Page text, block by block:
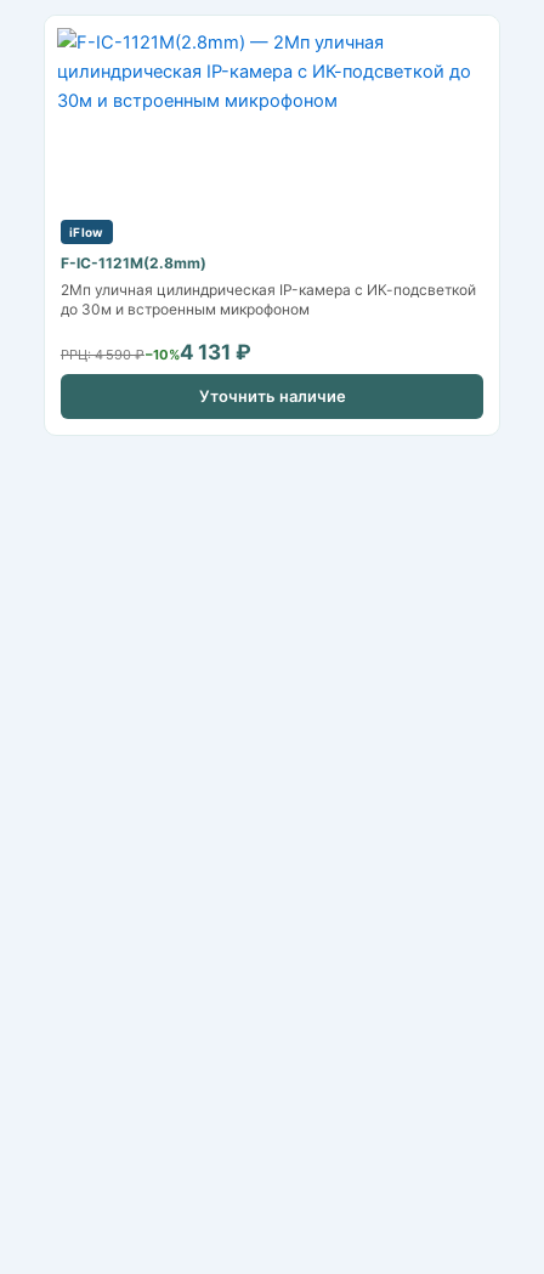
iFlow
F-IC-1121M(2.8mm)
2Мп уличная цилиндрическая IP-камера с ИК-подсветкой
до 30м и встроенным микрофоном
РРЦ: 4 590 ₽−10%4 131 ₽
Уточнить наличие